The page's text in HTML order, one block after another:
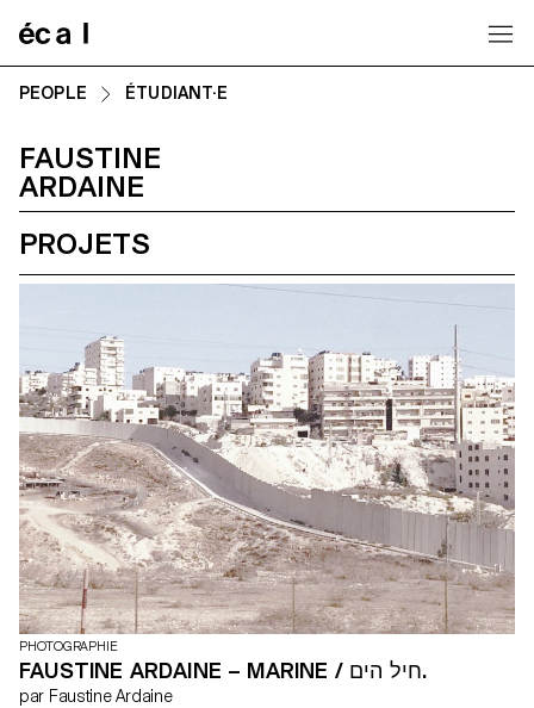
PEOPLE ÉTUDIANT·E
FAUSTINE
ARDAINE
PROJETS
PHOTOGRAPHIE
FAUSTINE ARDAINE – MARINE / חיל הים.
par Faustine Ardaine